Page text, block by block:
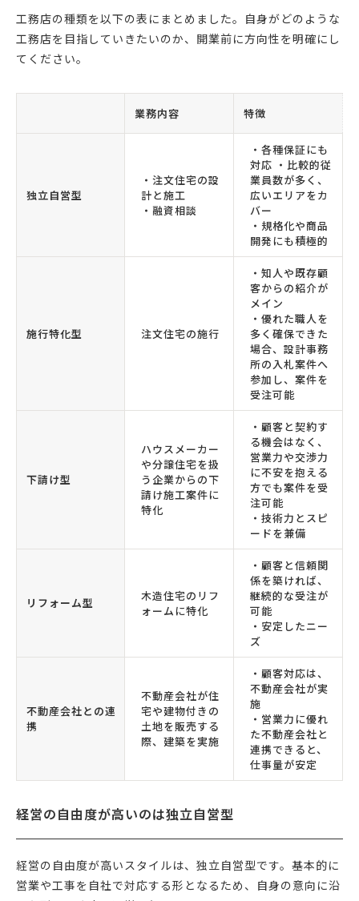
工務店の種類を以下の表にまとめました。自身がどのような
工務店を目指していきたいのか、開業前に方向性を明確にし
てください。
業務内容 特徴
独立自営型
・注文住宅の設
計と施工
・融資相談
・各種保証にも
対応 ・比較的従
業員数が多く、
広いエリアをカ
バー
・規格化や商品
開発にも積極的
施行特化型 注文住宅の施行
・知人や既存顧
客からの紹介が
メイン
・優れた職人を
多く確保できた
場合、設計事務
所の入札案件へ
参加し、案件を
受注可能
下請け型
ハウスメーカー
や分譲住宅を扱
う企業からの下
請け施工案件に
特化
・顧客と契約す
る機会はなく、
営業力や交渉力
に不安を抱える
方でも案件を受
注可能
・技術力とスピ
ードを兼備
リフォーム型
木造住宅のリフ
ォームに特化
・顧客と信頼関
係を築ければ、
継続的な受注が
可能
・安定したニー
ズ
不動産会社との連
携
不動産会社が住
宅や建物付きの
土地を販売する
際、建築を実施
・顧客対応は、
不動産会社が実
施
・営業力に優れ
た不動産会社と
連携できると、
仕事量が安定
経営の自由度が高いのは独立自営型
経営の自由度が高いスタイルは、独立自営型です。基本的に
営業や工事を自社で対応する形となるため、自身の意向に沿